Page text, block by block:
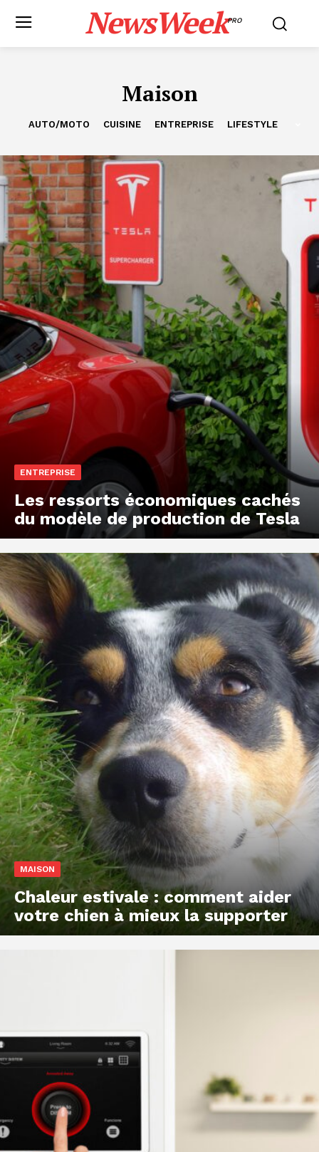
NewsWeekPRO
Maison
AUTO/MOTO CUISINE ENTREPRISE LIFESTYLE
ENTREPRISE
Les ressorts économiques cachés
du modèle de production de Tesla
MAISON
Chaleur estivale : comment aider
votre chien à mieux la supporter